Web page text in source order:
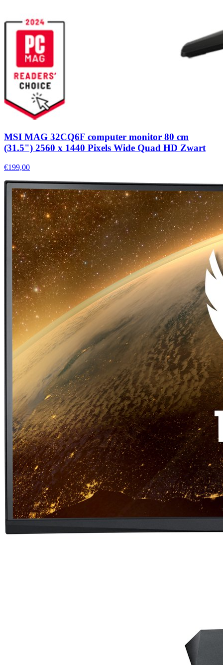
MSI MAG 32CQ6F computer monitor 80 cm
(31.5") 2560 x 1440 Pixels Wide Quad HD Zwart
€199,00